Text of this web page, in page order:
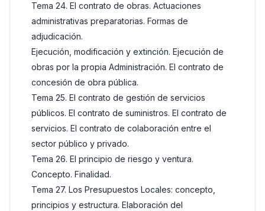
Tema 24. El contrato de obras. Actuaciones
administrativas preparatorias. Formas de
adjudicación.
Ejecución, modificación y extinción. Ejecución de
obras por la propia Administración. El contrato de
concesión de obra pública.
Tema 25. El contrato de gestión de servicios
públicos. El contrato de suministros. El contrato de
servicios. El contrato de colaboración entre el
sector público y privado.
Tema 26. El principio de riesgo y ventura.
Concepto. Finalidad.
Tema 27. Los Presupuestos Locales: concepto,
principios y estructura. Elaboración del